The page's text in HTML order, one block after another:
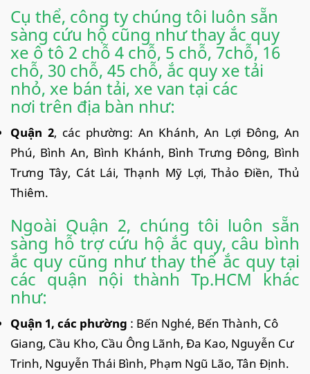
Cụ thể, công ty chúng tôi luôn sẵn
sàng cứu hộ cũng như thay ắc quy
xe ô tô 2 chỗ 4 chỗ, 5 chỗ, 7chỗ, 16
chỗ, 30 chỗ, 45 chỗ, ắc quy xe tải
nhỏ, xe bán tải, xe van tại các
nơi trên địa bàn như:
Quận 2, các phường: An Khánh, An Lợi Đông, An
Phú, Bình An, Bình Khánh, Bình Trưng Đông, Bình
Trưng Tây, Cát Lái, Thạnh Mỹ Lợi, Thảo Điền, Thủ
Thiêm.
Ngoài Quận 2, chúng tôi luôn sẵn
sàng hỗ trợ cứu hộ ắc quy, câu bình
ắc quy cũng như thay thế ắc quy tại
các quận nội thành Tp.HCM khác
như:
Quận 1, các phường : Bến Nghé, Bến Thành, Cô
Giang, Cầu Kho, Cầu Ông Lãnh, Đa Kao, Nguyễn Cư
Trinh, Nguyễn Thái Bình, Phạm Ngũ Lão, Tân Định.